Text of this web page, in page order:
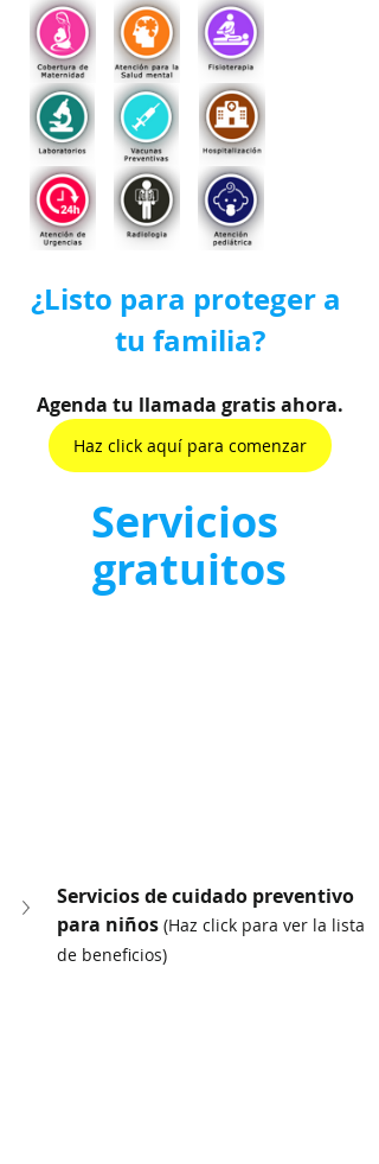
¿Listo para proteger a
tu familia?
Agenda tu llamada gratis ahora.
Haz click aquí para comenzar
Servicios
gratuitos
Servicios de cuidado preventivo
para niños (Haz click para ver la lista
de beneficios)